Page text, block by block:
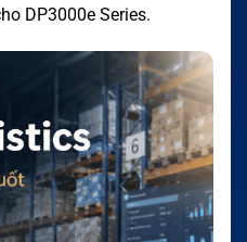
DP3000e Series.